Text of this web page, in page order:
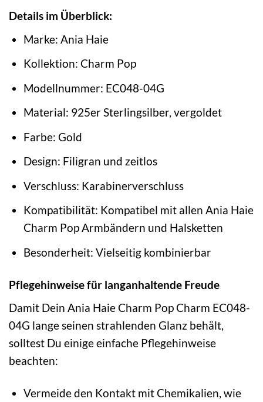
Details im Überblick:
Marke: Ania Haie
Kollektion: Charm Pop
Modellnummer: EC048-04G
Material: 925er Sterlingsilber, vergoldet
Farbe: Gold
Design: Filigran und zeitlos
Verschluss: Karabinerverschluss
Kompatibilität: Kompatibel mit allen Ania Haie
Charm Pop Armbändern und Halsketten
Besonderheit: Vielseitig kombinierbar
Pflegehinweise für langanhaltende Freude
Damit Dein Ania Haie Charm Pop Charm EC048-
04G lange seinen strahlenden Glanz behält,
solltest Du einige einfache Pflegehinweise
beachten:
Vermeide den Kontakt mit Chemikalien, wie